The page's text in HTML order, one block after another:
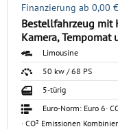
Finanzierung ab 0,00
Bestellfahrzeug mit
Kamera, Tempomat
Limousine
50 kw / 68 PS
5-türig
Euro-Norm: Euro 6·
· CO² Emissionen